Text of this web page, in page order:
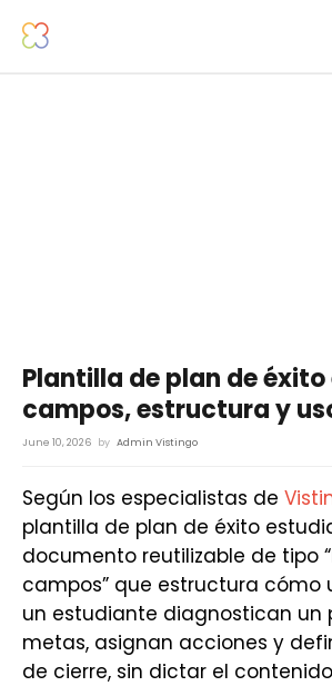
Plantilla de plan de
campos, estructura y
June 10, 2026 by Admin Vistingo
Según los especialistas de
plantilla de plan de éxito
documento reutilizable de tipo
campos” que estructura cómo
un estudiante diagnostican un
metas, asignan acciones y
de cierre, sin dictar el